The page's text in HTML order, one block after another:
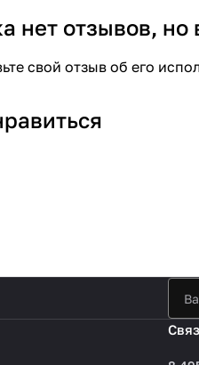
нет отзывов,
свой отзыв об его